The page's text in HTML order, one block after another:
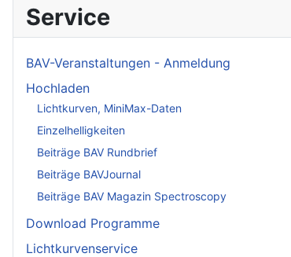
Service
BAV-Veranstaltungen - Anmeldung
Hochladen
Lichtkurven, MiniMax-Daten
Einzelhelligkeiten
Beiträge BAV Rundbrief
Beiträge BAVJournal
Beiträge BAV Magazin Spectroscopy
Download Programme
Lichtkurvenservice